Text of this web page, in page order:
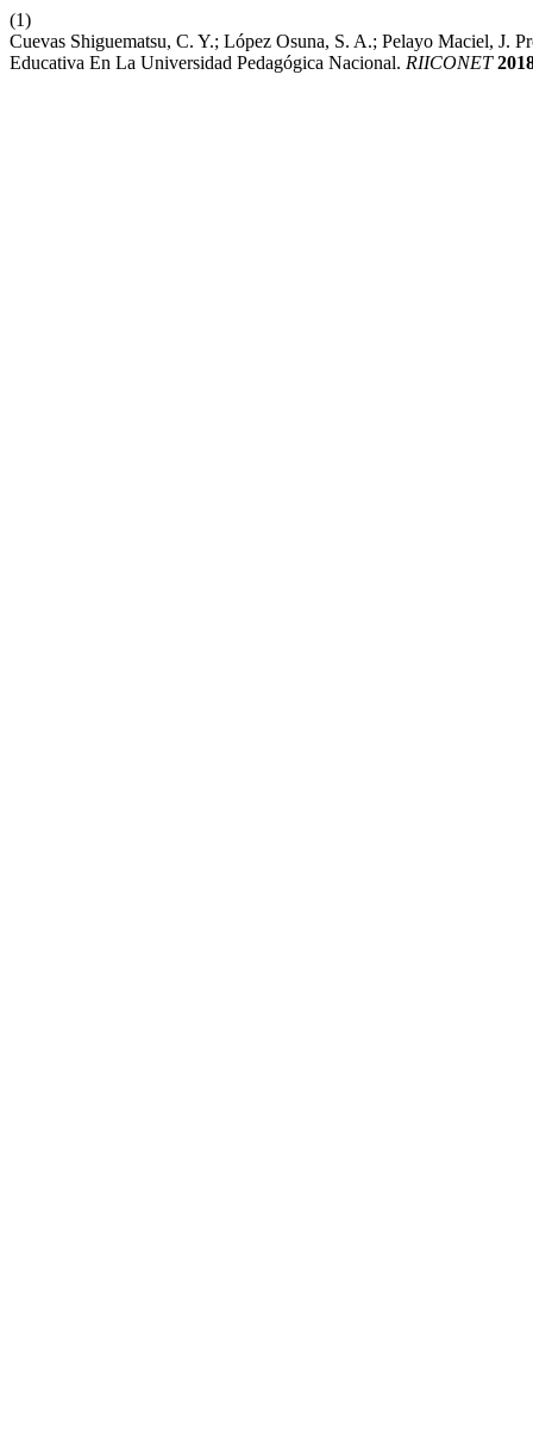
(1)
Cuevas Shiguematsu, C. Y.; López Osuna, S. A.; Pelayo Maciel, J.
Educativa En La Universidad Pedagógica Nacional. RIICONET